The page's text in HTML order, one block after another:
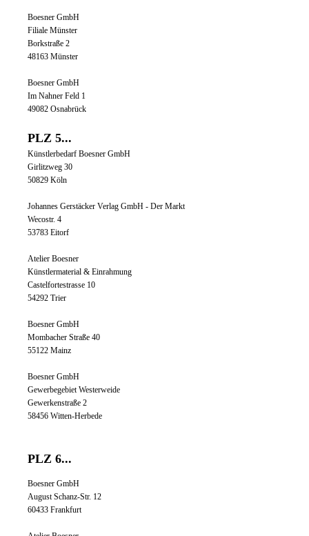
Boesner GmbH
Filiale Münster
Borkstraße 2
48163 Münster
Boesner GmbH
Im Nahner Feld 1
49082 Osnabrück
PLZ 5...
Künstlerbedarf Boesner GmbH
Girlitzweg 30
50829 Köln
Johannes Gerstäcker Verlag GmbH - Der Markt
Wecostr. 4
53783 Eitorf
Atelier Boesner
Künstlermaterial & Einrahmung
Castelfortestrasse 10
54292 Trier
Boesner GmbH
Mombacher Straße 40
55122 Mainz
Boesner GmbH
Gewerbegebiet Westerweide
Gewerkenstraße 2
58456 Witten-Herbede
PLZ 6...
Boesner GmbH
August Schanz-Str. 12
60433 Frankfurt